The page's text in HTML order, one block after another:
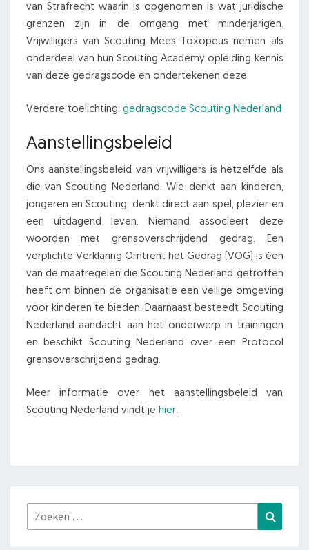
van Strafrecht waarin is opgenomen is wat juridische
grenzen zijn in de omgang met minderjarigen.
Vrijwilligers van Scouting Mees Toxopeus nemen als
onderdeel van hun Scouting Academy opleiding kennis
van deze gedragscode en ondertekenen deze.
Verdere toelichting: gedragscode Scouting Nederland
Aanstellingsbeleid
Ons aanstellingsbeleid van vrijwilligers is hetzelfde als
die van Scouting Nederland. Wie denkt aan kinderen,
jongeren en Scouting, denkt direct aan spel, plezier en
een uitdagend leven. Niemand associeert deze
woorden met grensoverschrijdend gedrag. Een
verplichte Verklaring Omtrent het Gedrag (VOG) is één
van de maatregelen die Scouting Nederland getroffen
heeft om binnen de organisatie een veilige omgeving
voor kinderen te bieden. Daarnaast besteedt Scouting
Nederland aandacht aan het onderwerp in trainingen
en beschikt Scouting Nederland over een Protocol
grensoverschrijdend gedrag.
Meer informatie over het aanstellingsbeleid van
Scouting Nederland vindt je hier.
Zoeken
naar: